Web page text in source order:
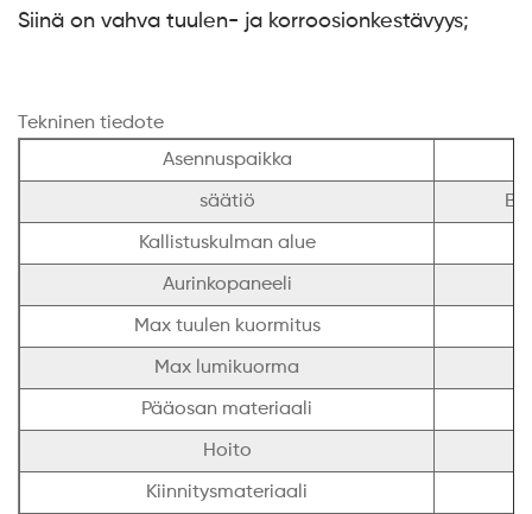
Siinä on vahva tuulen- ja korroosionkestävyys;
Tekninen tiedote
Asennuspaikka
säätiö
Kallistuskulman alue
Aurinkopaneeli
Max tuulen kuormitus
Max lumikuorma
Pääosan materiaali
Hoito
Kiinnitysmateriaali